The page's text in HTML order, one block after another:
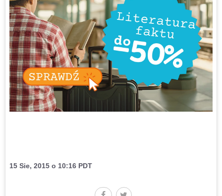
15 Sie, 2015 o 10:16 PDT